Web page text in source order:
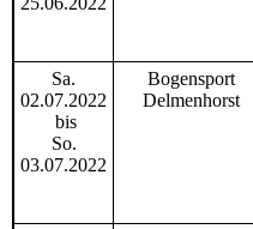
Sa.
02.07.2022
bis
So.
03.07.2022
Bogensport
Delmenhorst